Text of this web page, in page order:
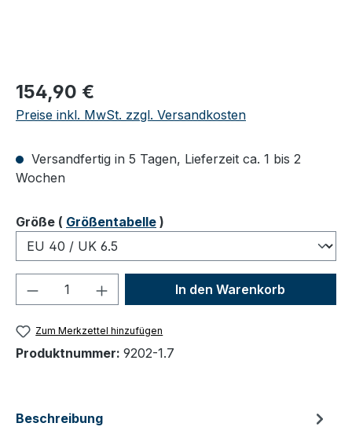
Regulärer Preis:
154,90 €
Preise inkl. MwSt. zzgl. Versandkosten
Versandfertig in 5 Tagen, Lieferzeit ca. 1 bis 2
Wochen
Größeauswählen
( Größentabelle )
Produkt Anzahl: Gib denIn den Warenkorb
Zum Merkzettel hinzufügen
Produktnummer: 9202-1.7
Beschreibung